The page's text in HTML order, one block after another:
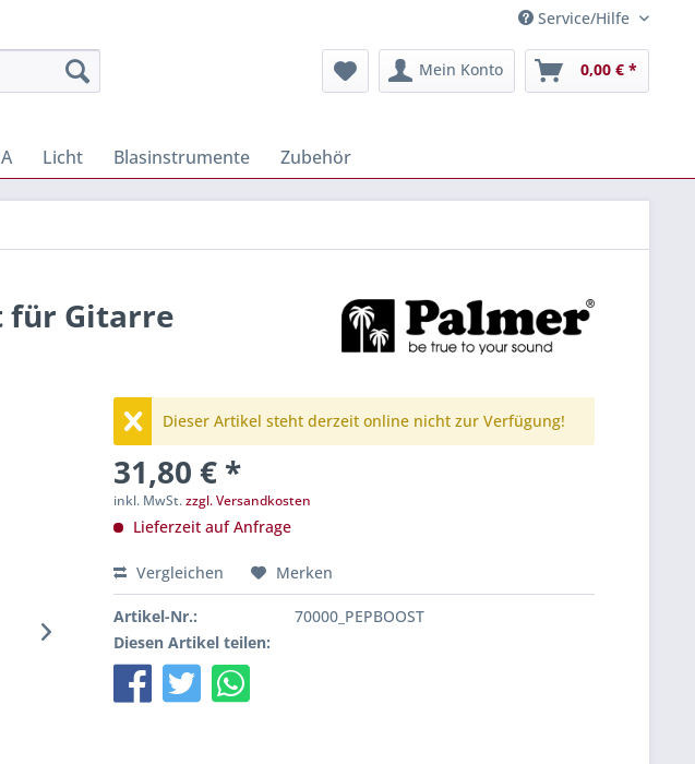
Service/Hilfe
Mein Konto 0,00 € *
Licht Blasinstrumente Zubehör
für Gitarre
Dieser Artikel steht derzeit online nicht zur Verfügung!
31,80 € *
inkl. MwSt.zzgl. Versandkosten
Lieferzeit auf Anfrage
Vergleichen Merken
Artikel-Nr.:
70000_PEPBOOST
Diesen Artikel teilen: